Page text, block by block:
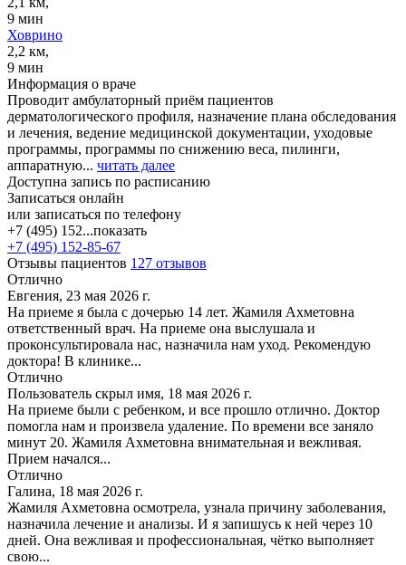
9 мин
Ховрино
2,2 км,
9 мин
Информация о враче
Проводит амбулаторный приём пациентов
дерматологического профиля, назначение плана обследования
и лечения, ведение медицинской документации, уходовые
программы, программы по снижению веса, пилинги,
аппаратную... читать далее
Доступна запись по расписанию
Записаться онлайн
или записаться по телефону
+7 (495) 152...показать
+7 (495) 152-85-67
Отзывы пациентов 127 отзывов
Отлично
Евгения, 23 мая 2026 г.
На приеме я была с дочерью 14 лет. Жамиля Ахметовна
ответственный врач. На приеме она выслушала и
проконсультировала нас, назначила нам уход. Рекомендую
доктора! В клинике...
Отлично
Пользователь скрыл имя, 18 мая 2026 г.
На приеме были с ребенком, и все прошло отлично. Доктор
помогла нам и произвела удаление. По времени все заняло
минут 20. Жамиля Ахметовна внимательная и вежливая.
Прием начался...
Отлично
Галина, 18 мая 2026 г.
Жамиля Ахметовна осмотрела, узнала причину заболевания,
назначила лечение и анализы. И я запишусь к ней через 10
дней. Она вежливая и профессиональная, чётко выполняет
свою...